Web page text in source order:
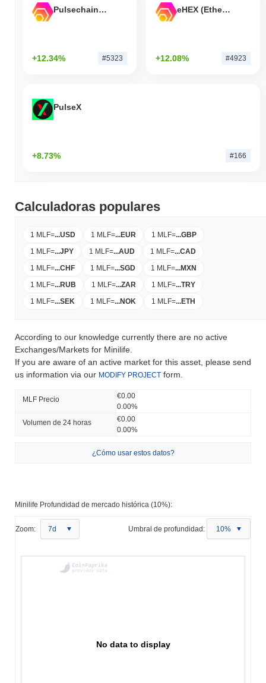
Pulsechain Bridged HEX (Pulsechain)
+12.34% #5323
eHEX (Ethereum)
+12.08% #4923
PulseX
+8.73% #166
Calculadoras populares
1 MLF=...USD 1 MLF=...EUR 1 MLF=...GBP
1 MLF=...JPY 1 MLF=...AUD 1 MLF=...CAD
1 MLF=...CHF 1 MLF=...SGD 1 MLF=...MXN
1 MLF=...RUB 1 MLF=...ZAR 1 MLF=...TRY
1 MLF=...SEK 1 MLF=...NOK 1 MLF=...ETH
According to our knowledge currently there are no active
Exchanges/Markets for Minilife.
If you are aware of an active market for this asset, please send
us information via our MODIFY PROJECT form.
MLF Precio
€0.00
0.00%
Volumen de 24 horas
€0.00
0.00%
¿Cómo usar estos datos?
Minilife Profundidad de mercado histórica (10%):
Zoom: 7d Umbral de profundidad: 10%
No data to display